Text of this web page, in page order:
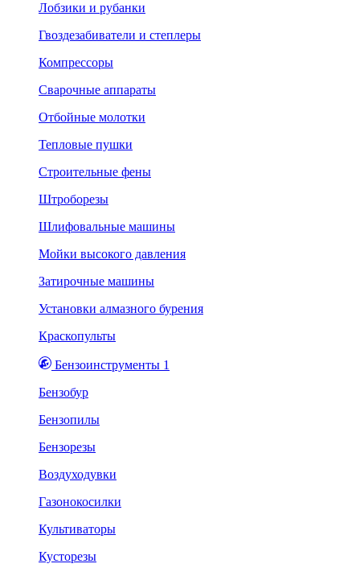
Лобзики и рубанки
Гвоздезабиватели и степлеры
Компрессоры
Сварочные аппараты
Отбойные молотки
Тепловые пушки
Строительные фены
Штроборезы
Шлифовальные машины
Мойки высокого давления
Затирочные машины
Установки алмазного бурения
Краскопульты
Бензоинструменты 1
Бензобур
Бензопилы
Бензорезы
Воздуходувки
Газонокосилки
Культиваторы
Кусторезы